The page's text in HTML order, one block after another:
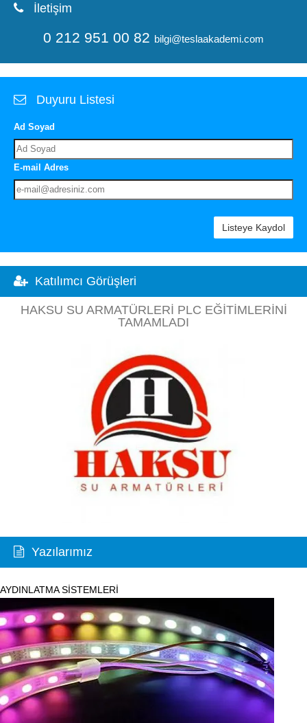
İletişim
0 212 951 00 82 bilgi@teslaakademi.com
Duyuru Listesi
Ad Soyad
E-mail Adres
Listeye Kaydol
Katılımcı Görüşleri
HAKSU SU ARMATÜRLERI PLC EĞITIMLERINI
TAMAMLADI
Yazılarımız
AYDINLATMA SİSTEMLERİ